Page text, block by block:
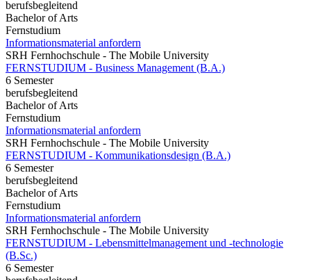
berufsbegleitend
Bachelor of Arts
Fernstudium
Informationsmaterial anfordern
SRH Fernhochschule - The Mobile University
FERNSTUDIUM - Business Management (B.A.)
6 Semester
berufsbegleitend
Bachelor of Arts
Fernstudium
Informationsmaterial anfordern
SRH Fernhochschule - The Mobile University
FERNSTUDIUM - Kommunikationsdesign (B.A.)
6 Semester
berufsbegleitend
Bachelor of Arts
Fernstudium
Informationsmaterial anfordern
SRH Fernhochschule - The Mobile University
FERNSTUDIUM - Lebensmittelmanagement und -technologie
(B.Sc.)
6 Semester